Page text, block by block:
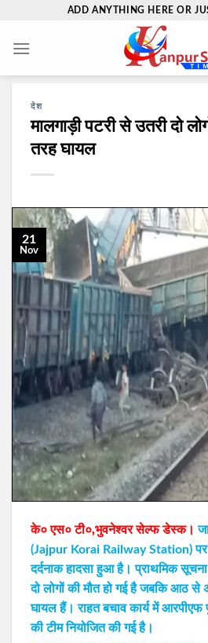
content
ADD ANYTHING HERE OR
देश
मालगाड़ी पटरी से उतरी दो
तरह घायल
21
Nov
के० एस० टी०,भुवनेश्वर सेल्फ डेस्क।
(Jajpur Korai Railway Station)
दर्दनाक हादसा हुआ है। प्राथमिक
दो लोगों की मौत हो गई है जबकि आठ से
घायल हैं। राहत बचाव कार्य में आरपीएफ
की टीम नियोजित की गई है।